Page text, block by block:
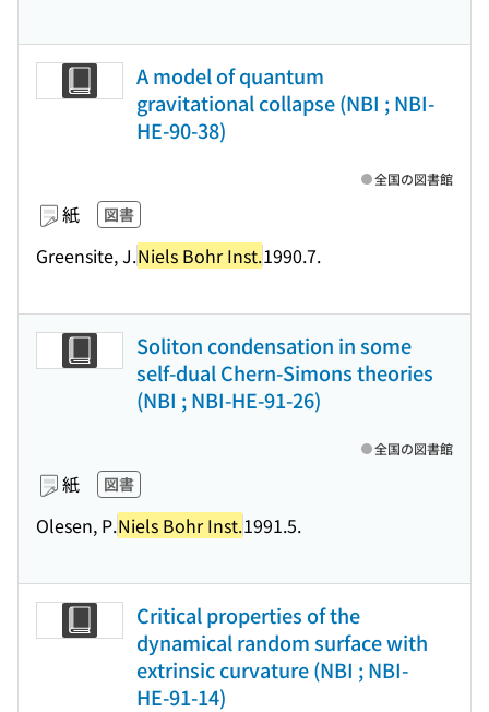
A model of quantum
gravitational collapse (NBI ; NBI-
HE-90-38)
紙 図書
Greensite, J.Niels Bohr Inst.1990.7.
全国の図書館
Soliton condensation in some
self-dual Chern-Simons theories
(NBI ; NBI-HE-91-26)
紙 図書
Olesen, P.Niels Bohr Inst.1991.5.
全国の図書館
Critical properties of the
dynamical random surface with
extrinsic curvature (NBI ; NBI-
HE-91-14)